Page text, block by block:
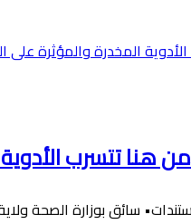
هنا تتسرب
سائق بوزارة الصحة